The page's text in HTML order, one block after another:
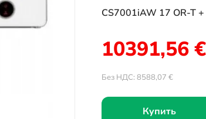
CS7001iAW 17 OR-T
10391,56€
Без НДС: 8588,07 €
Купить